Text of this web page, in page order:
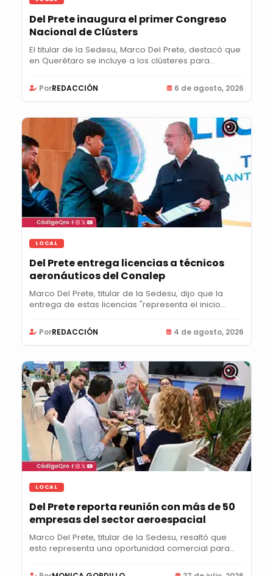
Del Prete inaugura el primer Congreso
Nacional de Clústers
El titular de la Sedesu, Marco Del Prete, destacó que
en Querétaro se incluye a los clústeres para...
PorREDACCIÓN 6 de agosto, 2026
LOCAL
Del Prete entrega licencias a técnicos
aeronáuticos del Conalep
Marco Del Prete, titular de la Sedesu, dijo que la
entrega de estas licencias "representa el inicio...
PorREDACCIÓN 4 de agosto, 2026
LOCAL
Del Prete reporta reunión con más de 50
empresas del sector aeroespacial
Marco Del Prete, titular de la Sedesu, resaltó que
esto representa una oportunidad comercial para...